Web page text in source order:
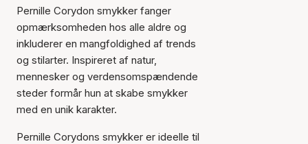
Pernille Corydon smykker fanger
opmærksomheden hos alle aldre og
inkluderer en mangfoldighed af trends
og stilarter. Inspireret af natur,
mennesker og verdensomspændende
steder formår hun at skabe smykker
med en unik karakter.
Pernille Corydons smykker er ideelle til